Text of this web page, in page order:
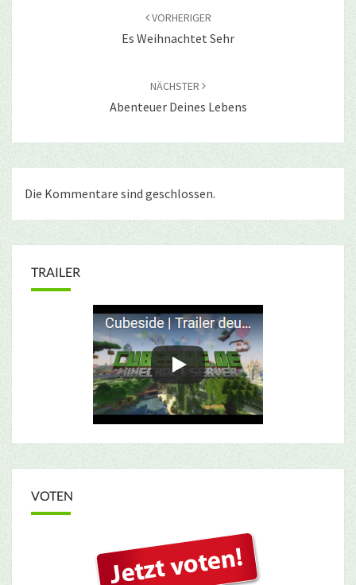
VORHERIGER
Es Weihnachtet Sehr
NÄCHSTER
Abenteuer Deines Lebens
Die Kommentare sind geschlossen.
TRAILER
VOTEN